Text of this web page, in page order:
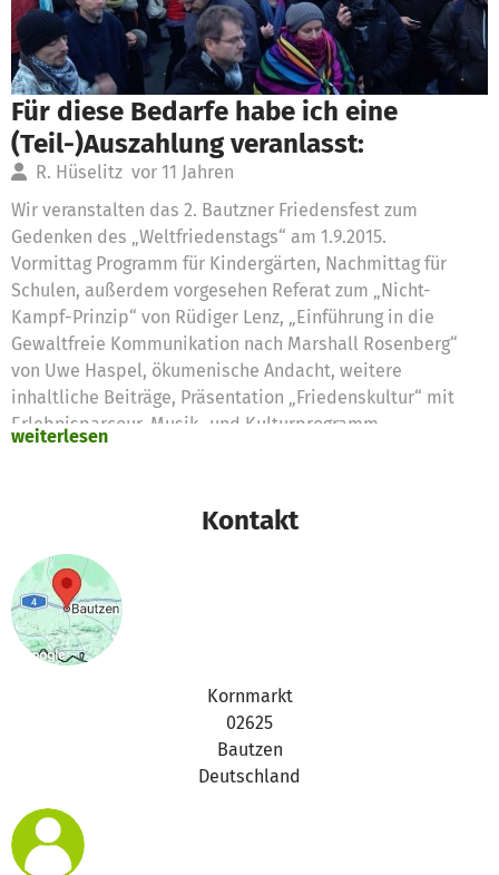
Für diese Bedarfe habe ich eine
(Teil-)Auszahlung veranlasst:
R. Hüselitz vor 11 Jahren
Wir veranstalten das 2. Bautzner Friedensfest zum
Gedenken des „Weltfriedenstags“ am 1.9.2015.
Vormittag Programm für Kindergärten, Nachmittag für
Schulen, außerdem vorgesehen Referat zum „Nicht-
Kampf-Prinzip“ von Rüdiger Lenz, „Einführung in die
Gewaltfreie Kommunikation nach Marshall Rosenberg“
von Uwe Haspel, ökumenische Andacht, weitere
inhaltliche Beiträge, Präsentation „Friedenskultur“ mit
Erlebnisparcour, Musik- und Kulturprogramm.
Es wurden 80,00 € Spendengelder für folgende Bedarfe
Zelt 80,00 €
weiterlesen
Kontakt
Kornmarkt
02625
Bautzen
Deutschland